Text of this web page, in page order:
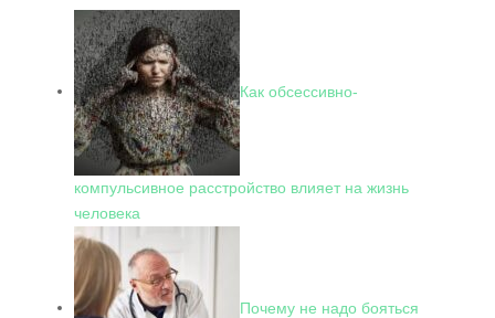
Как обсессивно-
компульсивное расстройство влияет на жизнь
человека
Почему не надо бояться